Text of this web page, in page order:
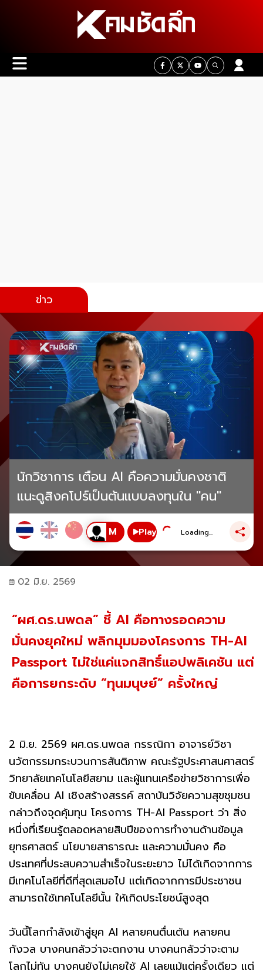
ข่าว
นักวิชาการ เตือน AI คือความมั่นคงชาติ
แนะดูสิงคโปร์เป็นต้นแบบลงทุนใน "คน"
Play Loading...
02 มิ.ย. 2569
“ผศ.ดร.นพดล” ชี้ AI คือทางรอดความ
มั่นคงยุคใหม่ พลิกมุมมองโครงการ TH-AI
Passport ไม่ใช่แค่แจกสิทธิ์แอปพลิเคชัน แต่
คือการยกระดับ “ทุนมนุษย์” ครั้งใหญ่
2 มิ.ย. 2569 ผศ.ดร.นพดล กรรณิกา อาจารย์วิชา
นวัตกรรมกระบวนการสันติภาพ คณะรัฐประศาสนศาสตร์
วิทยาลัยเทคโนโลยีสยาม และผู้แทนเครือข่ายวิชาการเพื่อ
ขับเคลื่อน AI เชิงสร้างสรรค์ สถาบันวิจัยความสุขชุมชน
กล่าวถึงจุดคุ้มทุน โครงการ TH-AI Passport ว่า สิ่ง
หนึ่งที่เรียนรู้ตลอดหลายสิบปีของการทำงานด้านข้อมูล
ยุทธศาสตร์ นโยบายสาธารณะ และความมั่นคง คือ
ประเทศที่ประสบความสำเร็จในระยะยาว ไม่ได้เกิดจากการ
มีเทคโนโลยีที่ดีที่สุดเสมอไป แต่เกิดจากการมีประชาชน
สามารถใช้เทคโนโลยีนั้น ให้เกิดประโยชน์สูงสุด
วันนี้โลกกำลังเข้าสู่ยุค AI หลายคนตื่นเต้น หลายคน
กังวล บางคนกลัวว่าจะตกงาน บางคนกลัวว่าจะตาม
โลกไม่ทัน บางคนยังไม่เคยใช้ AI เลยแม้แต่ครั้งเดียว แต่